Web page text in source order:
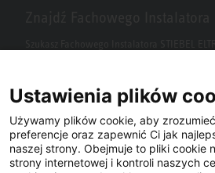
Ustawienia plików
Używamy plików cookie, aby
preferencje oraz zapewnić Ci jak
naszej strony. Obejmuje to pliki cookie
strony internetowej i kontroli naszych